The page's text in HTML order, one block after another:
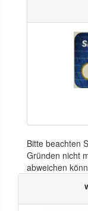
Bitte beachten
Gründen nicht
abweichen